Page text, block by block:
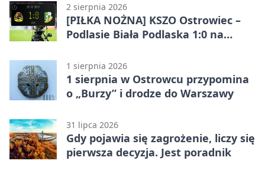
2 sierpnia 2026
[PIŁKA NOŻNA] KSZO Ostrowiec –
Podlasie Biała Podlaska 1:0 na
(Grupa IV)
1 sierpnia 2026
1 sierpnia w Ostrowcu przypomina
o „Burzy” i drodze do Warszawy
31 lipca 2026
Gdy pojawia się zagrożenie, liczy się
pierwsza decyzja. Jest poradnik